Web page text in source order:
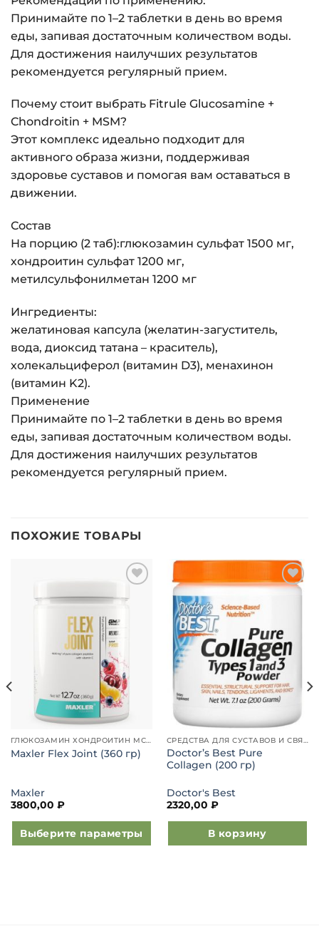
Принимайте по 1–2 таблетки в день во время
еды, запивая достаточным количеством воды.
Для достижения наилучших результатов
рекомендуется регулярный прием.
Почему стоит выбрать Fitrule Glucosamine +
Chondroitin + MSM?
Этот комплекс идеально подходит для
активного образа жизни, поддерживая
здоровье суставов и помогая вам оставаться в
движении.
Состав
На порцию (2 таб):глюкозамин сульфат 1500 мг,
хондроитин сульфат 1200 мг,
метилсульфонилметан 1200 мг
Ингредиенты:
желатиновая капсула (желатин-загуститель,
вода, диоксид татана – краситель),
холекальциферол (витамин D3), менахинон
(витамин K2).
Применение
Принимайте по 1–2 таблетки в день во время
еды, запивая достаточным количеством воды.
Для достижения наилучших результатов
рекомендуется регулярный прием.
ПОХОЖИЕ ТОВАРЫ
Добавить
в список
желаний
ГЛЮКОЗАМИН ХОНДРОИТИН МСМ
Maxler Flex Joint (360 гр)
Maxler
3800,00 ₽
Выберите параметры
в список
СРЕДСТВА ДЛЯ СУСТАВОВ И СВЯЗОК
Doctor’s Best Pure
Collagen (200 гр)
Doctor's Best
2320,00 ₽
В корзину